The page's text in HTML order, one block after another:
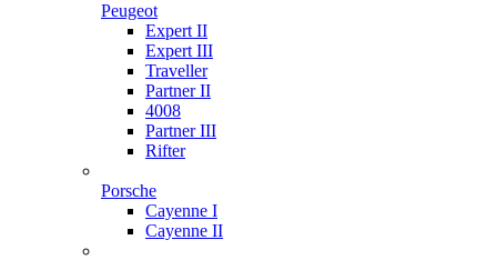
Peugeot
Expert II
Expert III
Traveller
Partner II
4008
Partner III
Rifter
Porsche
Cayenne I
Cayenne II